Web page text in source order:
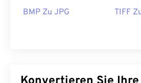
BMP Zu JPG TIFF